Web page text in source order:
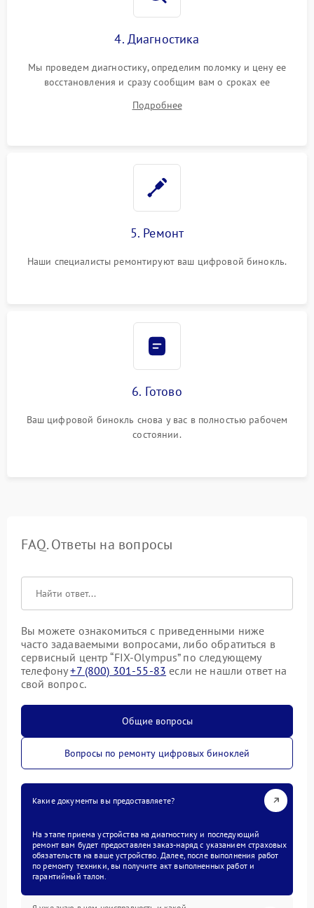
4. Диагностика
Мы проведем диагностику, определим поломку и цену ее
восстановления и сразу сообщим вам о сроках ее
Подробнее
5. Ремонт
Наши специалисты ремонтируют ваш цифровой бинокль.
6. Готово
Ваш цифровой бинокль снова у вас в полностью рабочем
состоянии.
FAQ. Ответы на вопросы
Вы можете ознакомиться с приведенными ниже
часто задаваемыми вопросами, либо обратиться в
сервисный центр “FIX-Olympus” по следующему
телефону+7 (800) 301-55-83 если не нашли ответ на
свой вопрос.
Общие вопросы
Вопросы по ремонту цифровых биноклей
Какие документы вы предоставляете?
На этапе приема устройства на диагностику и последующий
ремонт вам будет предоставлен заказ-наряд с указанием страховых
обязательств на ваше устройство. Далее, после выполнения работ
по ремонту техники, вы получите акт выполненных работ и
гарантийный талон.